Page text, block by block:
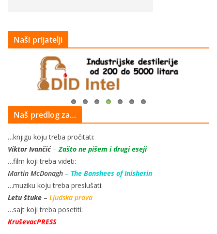
Naši prijatelji
Naš predlog za…
…knjigu koju treba pročitati:
Viktor Ivančić–Zašto ne pišem i drugi eseji
…film koji treba videti:
Martin McDonagh – The Banshees of Inisherin
…muziku koju treba preslušati:
Letu štuke – Ljudska prava
…sajt koji treba posetiti:
KruševacPRESS